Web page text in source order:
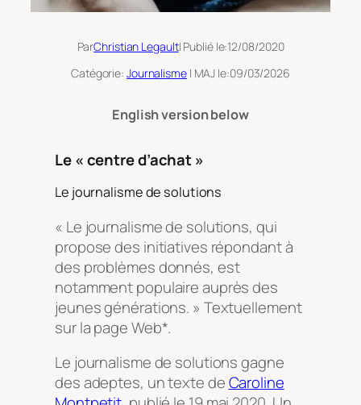
ParChristian Legault| Publié le:12/08/2020
Catégorie: Journalisme| MAJ le:09/03/2026
English version below
Le « centre d’achat »
Le journalisme de solutions
« Le journalisme de solutions, qui
propose des initiatives répondant à
des problèmes donnés, est
notamment populaire auprès des
jeunes générations. » Textuellement
sur la page Web*.
Le journalisme de solutions gagne
des adeptes, un texte deCaroline